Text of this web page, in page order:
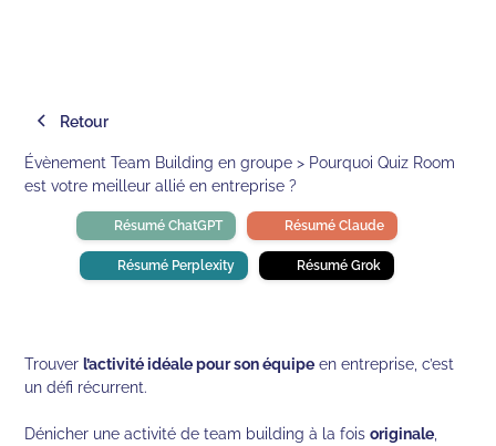
Retour
Évènement Team Building en groupe > Pourquoi Quiz Room
est votre meilleur allié en entreprise ?
Résumé ChatGPT Résumé Claude
Résumé Perplexity Résumé Grok
Trouverl’activité idéale pour son équipe en entreprise, c’est
un défi récurrent.
Dénicher une activité de team building à la foisoriginale